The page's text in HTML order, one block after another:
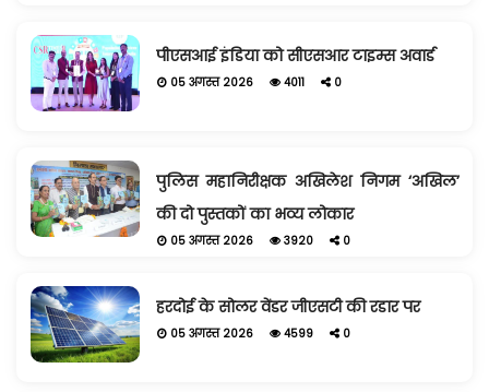
पीएसआई इंडिया को सीएसआर टाइम्स अवार्ड
05 अगस्त 2026 4011 0
पुलिस महानिरीक्षक अखिलेश निगम ‘अखिल’
की दो पुस्तकों का भव्य लोकार
05 अगस्त 2026 3920 0
हरदोई के सोलर वेंडर जीएसटी की रडार पर
05 अगस्त 2026 4599 0